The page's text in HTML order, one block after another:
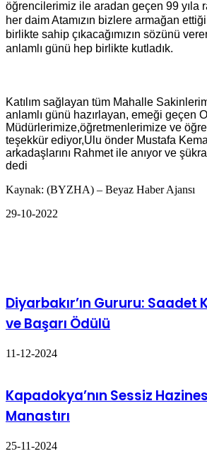
öğrencilerimiz ile aradan geçen 99 yıla
her daim Atamızın bizlere armağan
birlikte sahip çıkacağımızın sözünü
anlamlı günü hep birlikte kutladık.
Katılım sağlayan tüm Mahalle
anlamlı günü hazırlayan, emeği geçen
Müdürlerimize,öğretmenlerimize ve
teşekkür ediyor,Ulu önder Mustafa
arkadaşlarını Rahmet ile anıyor ve
dedi
Kaynak: (BYZHA) – Beyaz Haber Ajansı
29-10-2022
Diyarbakır’ın Gururu: Saadet
ve Başarı Ödülü
11-12-2024
Kapadokya’nın Sessiz
Manastırı
25-11-2024